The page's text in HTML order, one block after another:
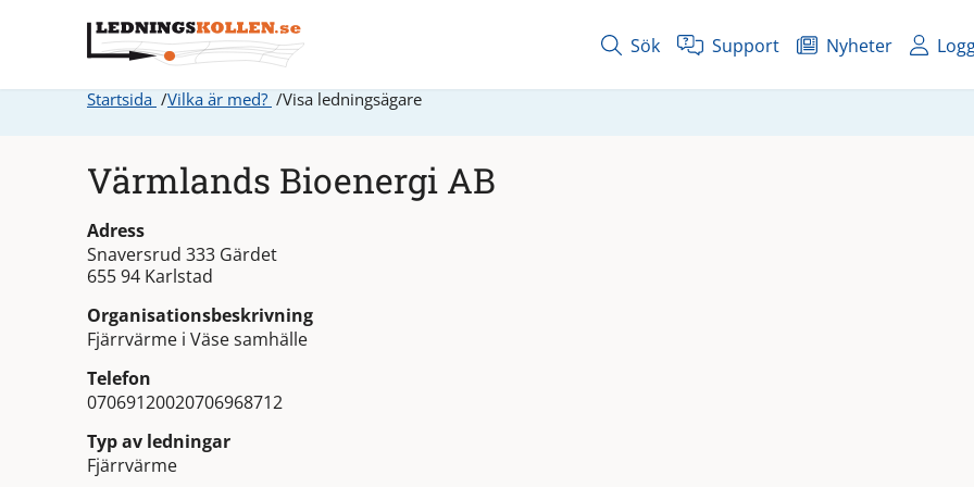
Sök Support Nyheter
Startsida Vilka är med? Visa ledningsägare
Värmlands Bioenergi AB
Adress
Snaversrud 333 Gärdet
655 94 Karlstad
Organisationsbeskrivning
Fjärrvärme i Väse samhälle
Telefon
07069120020706968712
Typ av ledningar
Fjärrvärme